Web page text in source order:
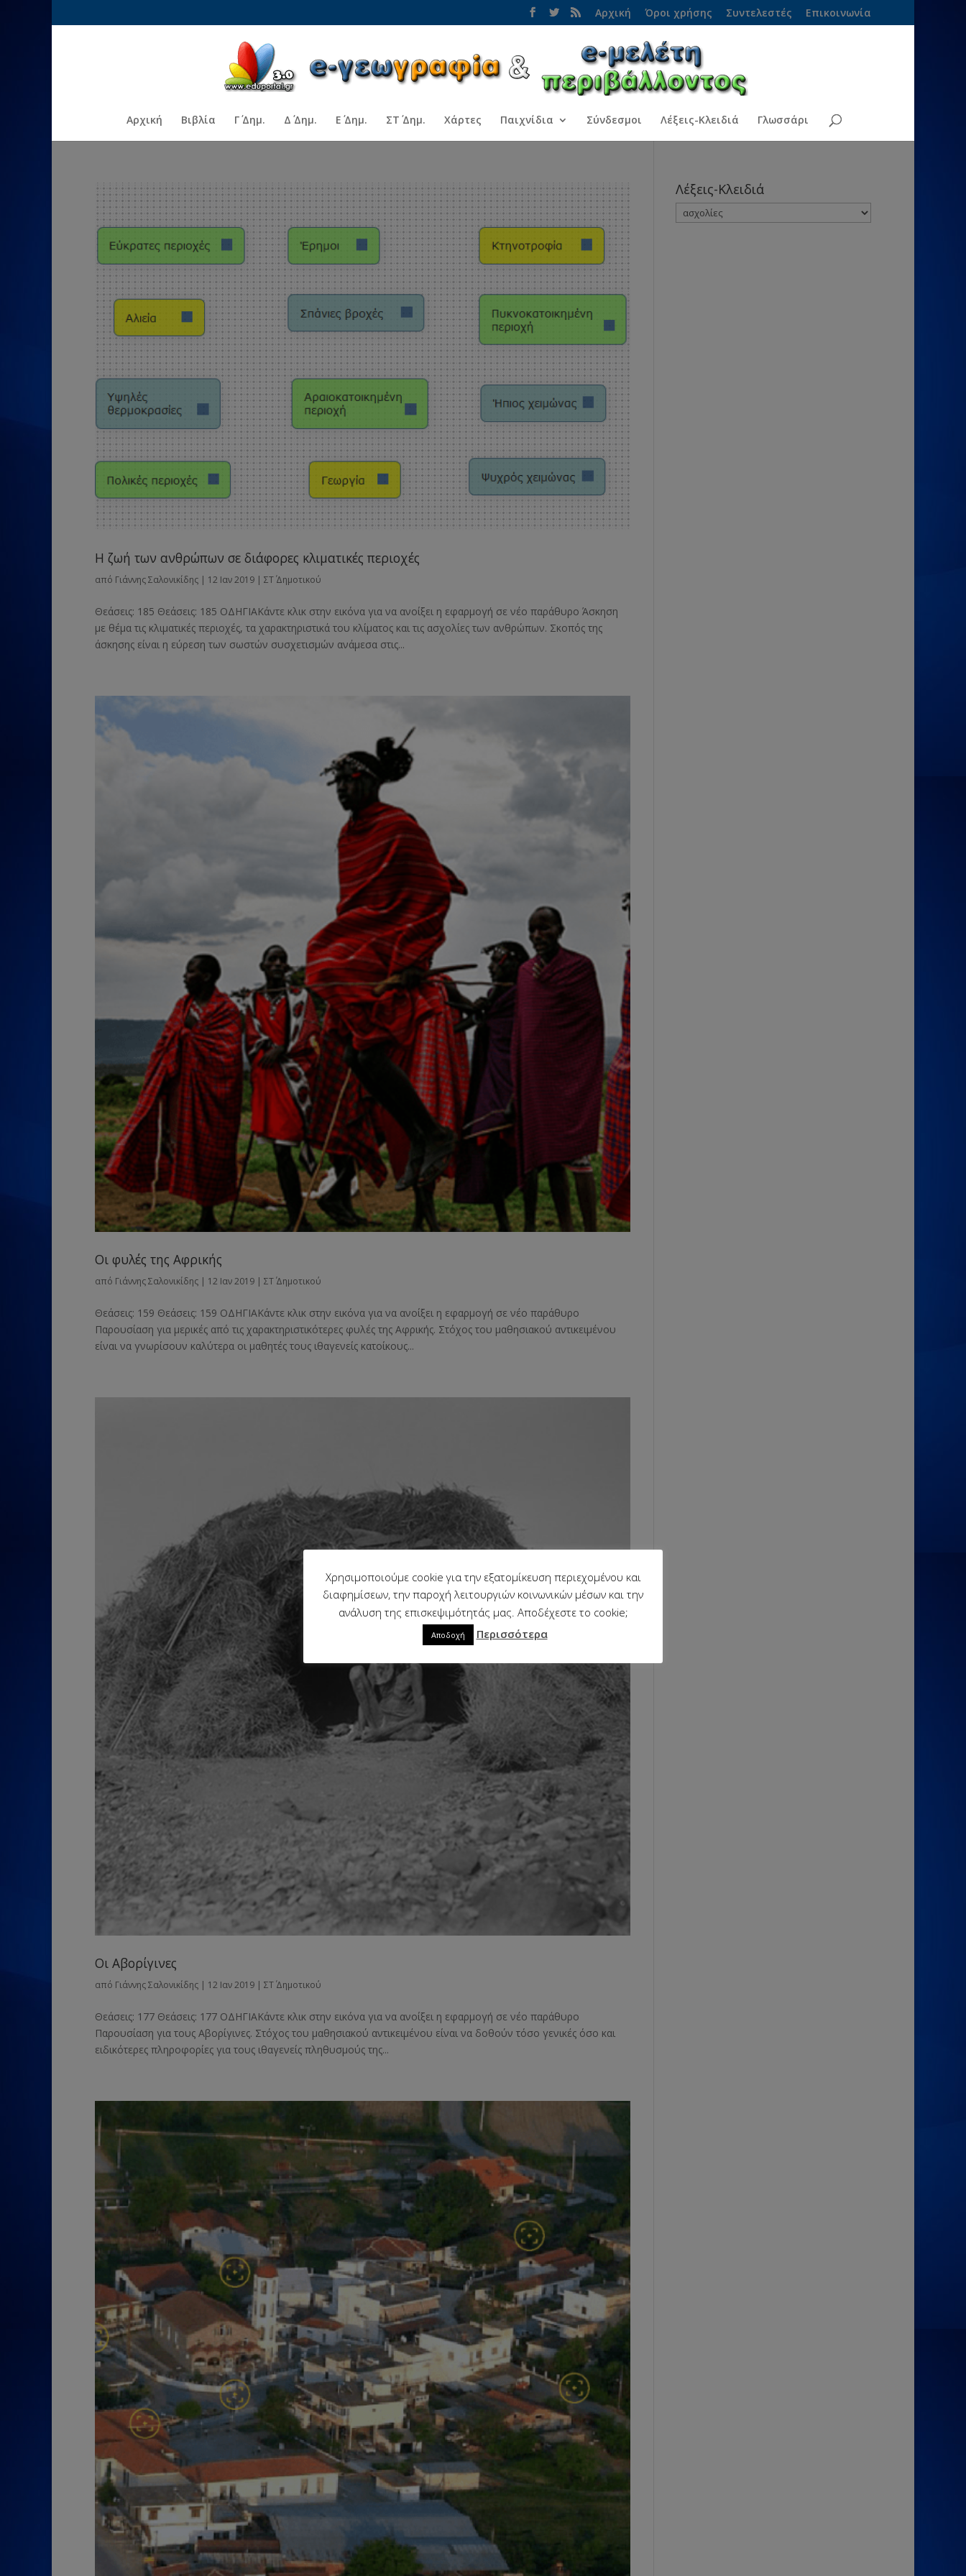
Αρχική Όροι χρήσης Συντελεστές Επικοινωνία
Αρχική Βιβλία Γ΄ Δημ. Δ΄ Δημ. Ε΄ Δημ. ΣΤ΄ Δημ. Χάρτες Παιχνίδια Σύνδεσμοι Λέξεις-Κλειδιά Γλωσσάρι
Η ζωή των ανθρώπων σε διάφορες κλιματικές περιοχές
από Γιάννης Σαλονικίδης 12 Ιαν 2019 ΣΤ΄ Δημοτικού
Θεάσεις: 185 Θεάσεις: 185 ΟΔΗΓΙΑΚάντε κλικ στην εικόνα για να ανοίξει η εφαρμογή σε νέο παράθυρο Άσκηση
με θέμα τις κλιματικές περιοχές, τα χαρακτηριστικά του κλίματος και τις ασχολίες των ανθρώπων. Σκοπός της
άσκησης είναι η εύρεση των σωστών συσχετισμών ανάμεσα στις...
Οι φυλές της Αφρικής
από Γιάννης Σαλονικίδης | 12 Ιαν 2019 | ΣΤ΄ Δημοτικού
Θεάσεις: 159 Θεάσεις: 159 ΟΔΗΓΙΑΚάντε κλικ στην εικόνα για να ανοίξει η εφαρμογή σε νέο παράθυρο
Παρουσίαση για μερικές από τις χαρακτηριστικότερες φυλές της Αφρικής. Στόχος του μαθησιακού αντικειμένου
είναι να γνωρίσουν καλύτερα οι μαθητές τους ιθαγενείς κατοίκους...
Οι Αβορίγινες
από Γιάννης Σαλονικίδης | 12 Ιαν 2019 | ΣΤ΄ Δημοτικού
Θεάσεις: 177 Θεάσεις: 177 ΟΔΗΓΙΑΚάντε κλικ στην εικόνα για να ανοίξει η εφαρμογή σε νέο παράθυρο
Παρουσίαση για τους Αβορίγινες. Στόχος του μαθησιακού αντικειμένου είναι να δοθούν τόσο γενικές όσο και
ειδικότερες πληροφορίες για τους ιθαγενείς πληθυσμούς της...
Λέξεις-Κλειδιά
Χρησιμοποιούμε cookie για την εξατομίκευση περιεχομένου και
διαφημίσεων, την παροχή λειτουργιών κοινωνικών μέσων και την
ανάλυση της επισκεψιμότητάς μας. Αποδέχεστε το cookie;
Αποδοχή Περισσότερα